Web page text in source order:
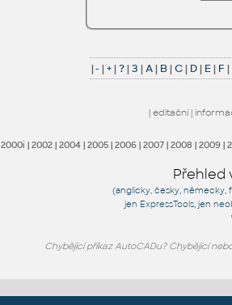
|- |+|?|3 |A| B|C| D| E| F |
| editační|
2000i | 2002| 2004| 2005| 2006| 2007| 2008 | 2009|
Přehled
(anglicky, česky, německy,
jen ExpressTools, jen
Chybějící příkaz AutoCADu? Chybějící